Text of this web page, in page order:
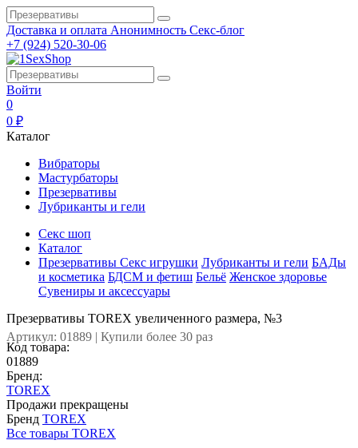
Доставка и оплата Анонимность Секс-блог
+7 (924) 520-30-06
Войти
0
0 ₽
Каталог
Вибраторы
Мастурбаторы
Презервативы
Лубриканты и гели
Секс шоп
Каталог
Презервативы Секс игрушки Лубриканты и гели БАДы
и косметика БДСМ и фетиш Бельё Женское здоровье
Сувениры и аксессуары
Презервативы TOREX увеличенного размера, №3
Артикул: 01889 | Купили более 30 раз
Код товара:
01889
Бренд:
TOREX
Продажи прекращены
Бренд TOREX
Все товары TOREX